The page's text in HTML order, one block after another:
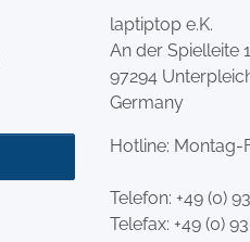
laptiptop e.K.
An der Spielleite
97294
Germany
Hotline: Montag-
Telefon: +49 (0)
Telefax: +49 (0)